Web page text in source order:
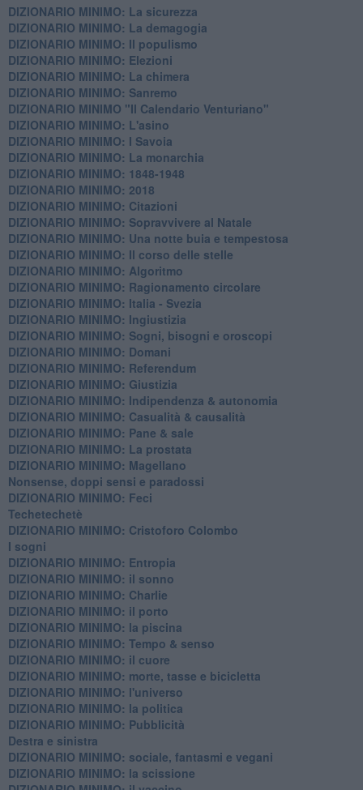
DIZIONARIO MINIMO: La sicurezza
DIZIONARIO MINIMO: La demagogia
DIZIONARIO MINIMO: Il populismo
DIZIONARIO MINIMO: Elezioni
DIZIONARIO MINIMO: La chimera
DIZIONARIO MINIMO: Sanremo
DIZIONARIO MINIMO "Il Calendario Venturiano"
DIZIONARIO MINIMO: L'asino
DIZIONARIO MINIMO: I Savoia
DIZIONARIO MINIMO: La monarchia
DIZIONARIO MINIMO: 1848-1948
DIZIONARIO MINIMO: 2018
DIZIONARIO MINIMO: Citazioni
DIZIONARIO MINIMO: ​Sopravvivere al Natale
DIZIONARIO MINIMO: ​Una notte buia e tempestosa
DIZIONARIO MINIMO: Il corso delle stelle
DIZIONARIO MINIMO: Algoritmo
DIZIONARIO MINIMO: Ragionamento circolare
DIZIONARIO MINIMO: Italia - Svezia
DIZIONARIO MINIMO: ​Ingiustizia
DIZIONARIO MINIMO: ​Sogni, bisogni e oroscopi
DIZIONARIO MINIMO: Domani
DIZIONARIO MINIMO: Referendum
DIZIONARIO MINIMO: Giustizia
DIZIONARIO MINIMO: ​Indipendenza & autonomia
DIZIONARIO MINIMO: ​Casualità & causalità
​DIZIONARIO MINIMO: Pane & sale
DIZIONARIO MINIMO: La prostata
​DIZIONARIO MINIMO: Magellano
Nonsense, doppi sensi e paradossi
DIZIONARIO MINIMO: Feci
Techetechetè
DIZIONARIO MINIMO: Cristoforo Colombo
I sogni
DIZIONARIO MINIMO: Entropia
DIZIONARIO MINIMO: il sonno
DIZIONARIO MINIMO: Charlie
DIZIONARIO MINIMO: il porto
DIZIONARIO MINIMO: la piscina
DIZIONARIO MINIMO: Tempo & senso
DIZIONARIO MINIMO: il cuore
DIZIONARIO MINIMO: morte, tasse e bicicletta
DIZIONARIO MINIMO: l'universo
DIZIONARIO MINIMO: la politica
DIZIONARIO MINIMO: Pubblicità
Destra e sinistra
DIZIONARIO MINIMO: sociale, fantasmi e vegani
DIZIONARIO MINIMO: la scissione